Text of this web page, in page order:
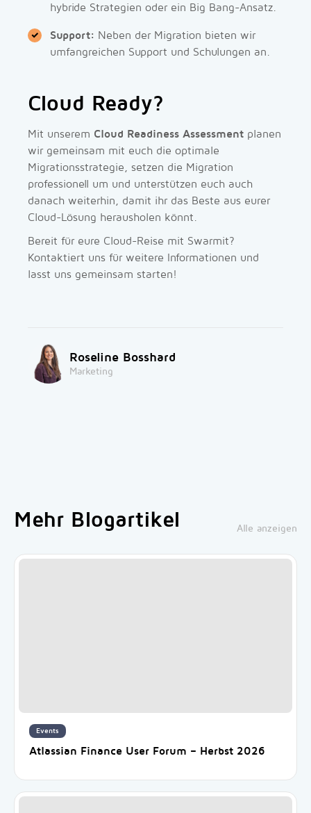
hybride Strategien oder ein Big Bang-Ansatz.
Support: Neben der Migration bieten wir
umfangreichen Support und Schulungen an.
Cloud Ready?
Mit unserem Cloud Readiness Assessment planen
wir gemeinsam mit euch die optimale
Migrationsstrategie, setzen die Migration
professionell um und unterstützen euch auch
danach weiterhin, damit ihr das Beste aus eurer
Cloud-Lösung herausholen könnt.
Bereit für eure Cloud-Reise mit Swarmit?
Kontaktiert uns für weitere Informationen und
lasst uns gemeinsam starten!
Roseline Bosshard
Marketing
Mehr Blogartikel Alle anzeigen
Events
Atlassian Finance User Forum – Herbst 2026